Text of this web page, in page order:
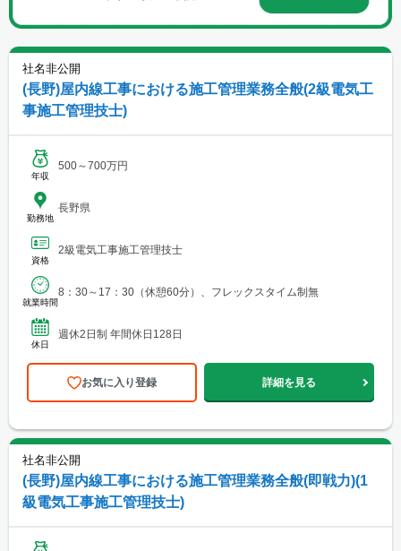
社名非公開
(長野)屋内線工事における施工管理業務全般(2級電気工
事施工管理技士)
年収
500～700万円
勤務地
長野県
資格
2級電気工事施工管理技士
就業時間
8：30～17：30（休憩60分）、フレックスタイム制無
休日
週休2日制 年間休日128日
お気に入り登録 詳細を見る
社名非公開
(長野)屋内線工事における施工管理業務全般(即戦力)(1
級電気工事施工管理技士)